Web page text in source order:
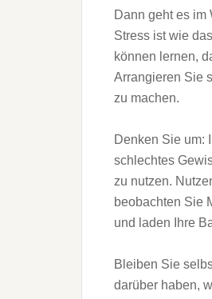
Dann geht es im
Stress ist wie
können lernen,
Arrangieren Sie
zu machen.
Denken Sie um:
schlechtes
zu nutzen.
beobachten Sie
und laden Ihre
Bleiben Sie
darüber haben,